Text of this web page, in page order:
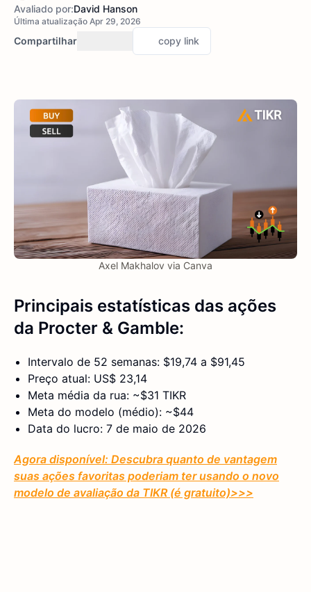
Avaliado por:David Hanson
Última atualização Apr 29, 2026
Compartilhar copy link
Axel Makhalov via Canva
Principais estatísticas das ações
da Procter & Gamble:
Intervalo de 52 semanas: $19,74 a $91,45
Preço atual: US$ 23,14
Meta média da rua: ~$31 TIKR
Meta do modelo (médio): ~$44
Data do lucro: 7 de maio de 2026
Agora disponível: Descubra quanto de vantagem
suas ações favoritas poderiam ter usando o novo
modelo de avaliação da TIKR (é gratuito)>>>